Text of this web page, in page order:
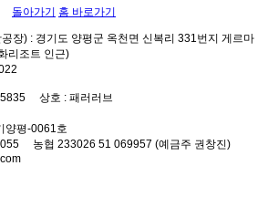
돌아가기 홈 바로가기
장) : 경기도 양평군 옥천면 신복리 331번지 게르마
리조트 인근)
상호 : 패러러브
양평-0061호
농협 233026 51 069957 (예금주 권창진)